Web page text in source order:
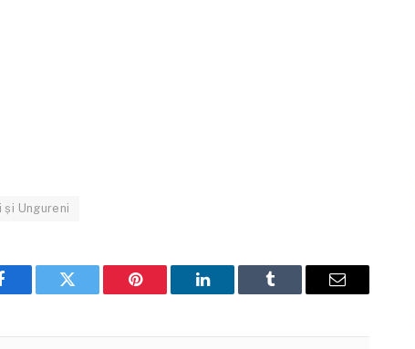
Ungureni
Twitter Pinterest LinkedIn Tumblr Email